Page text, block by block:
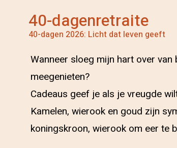
40-dagenretraite
40-dagen 2026: Licht dat leven geeft
Wanneer sloeg mijn hart over
meegenieten?
Cadeaus geef je als je vreugde
Kamelen, wierook en goud zijn
koningskroon, wierook om eer te